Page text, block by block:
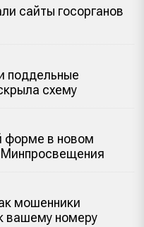
сайты госорганов
поддельные
схему
форме в новом
Минпросвещения
мошенники
вашему номеру